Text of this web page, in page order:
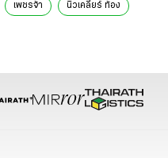
เพชรจ้า นิวเคลียร์ ท้อง